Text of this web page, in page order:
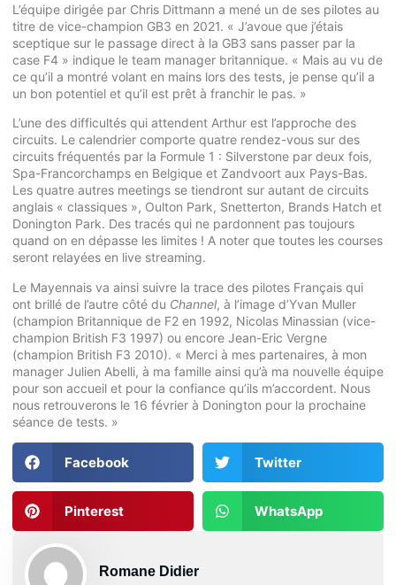
L’équipe dirigée par Chris Dittmann a mené un de ses pilotes au
titre de vice-champion GB3 en 2021. « J’avoue que j’étais
sceptique sur le passage direct à la GB3 sans passer par la
case F4 » indique le team manager britannique. « Mais au vu de
ce qu’il a montré volant en mains lors des tests, je pense qu’il a
un bon potentiel et qu’il est prêt à franchir le pas. »
L’une des difficultés qui attendent Arthur est l’approche des
circuits. Le calendrier comporte quatre rendez-vous sur des
circuits fréquentés par la Formule 1 : Silverstone par deux fois,
Spa-Francorchamps en Belgique et Zandvoort aux Pays-Bas.
Les quatre autres meetings se tiendront sur autant de circuits
anglais « classiques », Oulton Park, Snetterton, Brands Hatch et
Donington Park. Des tracés qui ne pardonnent pas toujours
quand on en dépasse les limites ! A noter que toutes les courses
seront relayées en live streaming.
Le Mayennais va ainsi suivre la trace des pilotes Français qui
ont brillé de l’autre côté du Channel, à l’image d’Yvan Muller
(champion Britannique de F2 en 1992, Nicolas Minassian (vice-
champion British F3 1997) ou encore Jean-Eric Vergne
(champion British F3 2010). « Merci à mes partenaires, à mon
manager Julien Abelli, à ma famille ainsi qu’à ma nouvelle équipe
pour son accueil et pour la confiance qu’ils m’accordent. Nous
nous retrouverons le 16 février à Donington pour la prochaine
séance de tests. »
Facebook Twitter
Pinterest WhatsApp
Romane Didier